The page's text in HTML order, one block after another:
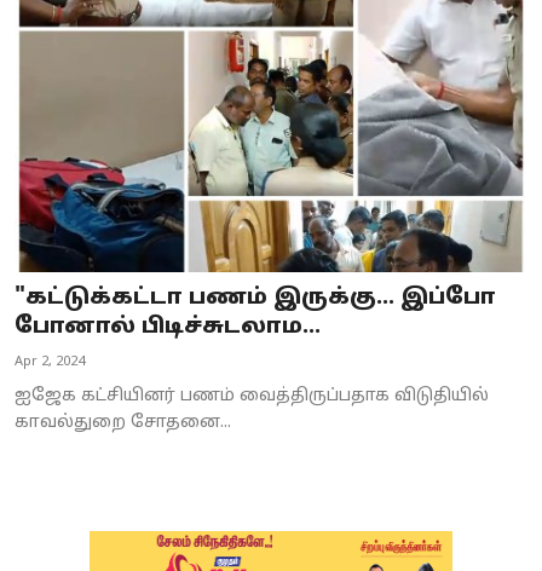
Politics
"கட்டுக்கட்டா பணம் இருக்கு... இப்போ
போனால் பிடிச்சுடலாம...
Apr 2, 2024
ஐஜேக கட்சியினர் பணம் வைத்திருப்பதாக விடுதியில்
காவல்துறை சோதனை...